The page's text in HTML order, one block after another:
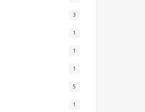
3
1
1
1
5
1